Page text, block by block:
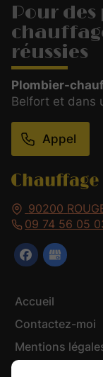
90200
09 74 56 05
Accueil
Contactez-moi
Mentions
Pour
réussies
Plombier-
Belfort et dans
Appel